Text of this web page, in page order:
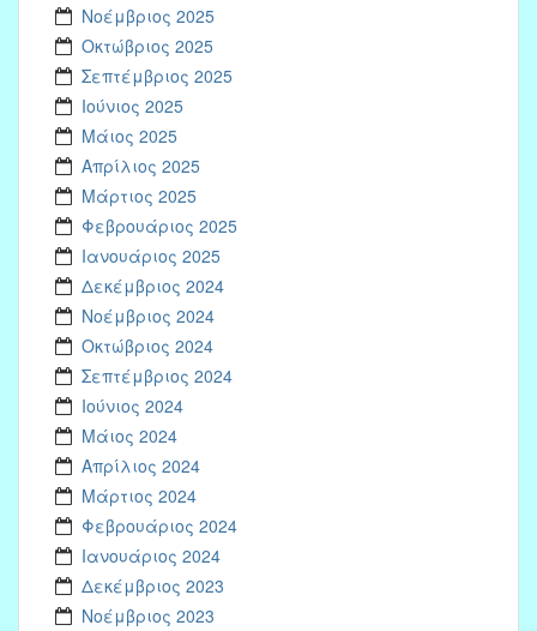
Νοέμβριος 2025
Οκτώβριος 2025
Σεπτέμβριος 2025
Ιούνιος 2025
Μάιος 2025
Απρίλιος 2025
Μάρτιος 2025
Φεβρουάριος 2025
Ιανουάριος 2025
Δεκέμβριος 2024
Νοέμβριος 2024
Οκτώβριος 2024
Σεπτέμβριος 2024
Ιούνιος 2024
Μάιος 2024
Απρίλιος 2024
Μάρτιος 2024
Φεβρουάριος 2024
Ιανουάριος 2024
Δεκέμβριος 2023
Νοέμβριος 2023